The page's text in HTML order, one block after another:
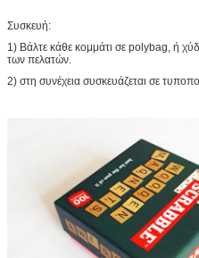
Συσκευή:
1) Βάλτε κάθε κομμάτι σε polybag, ή
των πελατών.
2) στη συνέχεια συσκευάζεται σε